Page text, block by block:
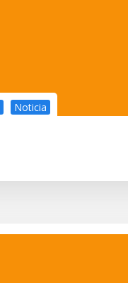
Noticia